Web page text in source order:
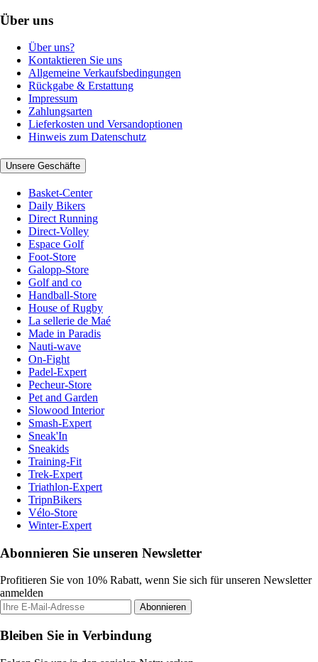
Über uns
Über uns?
Kontaktieren Sie uns
Allgemeine Verkaufsbedingungen
Rückgabe & Erstattung
Impressum
Zahlungsarten
Lieferkosten und Versandoptionen
Hinweis zum Datenschutz
Unsere Geschäfte
Basket-Center
Daily Bikers
Direct Running
Direct-Volley
Espace Golf
Foot-Store
Galopp-Store
Golf and co
Handball-Store
House of Rugby
La sellerie de Maé
Made in Paradis
Nauti-wave
On-Fight
Padel-Expert
Pecheur-Store
Pet and Garden
Slowood Interior
Smash-Expert
Sneak'In
Sneakids
Training-Fit
Trek-Expert
Triathlon-Expert
TripnBikers
Vélo-Store
Winter-Expert
Abonnieren Sie unseren Newsletter
Profitieren Sie von 10% Rabatt, wenn Sie sich für unseren Newsletter
anmelden
Abonnieren
Bleiben Sie in Verbindung